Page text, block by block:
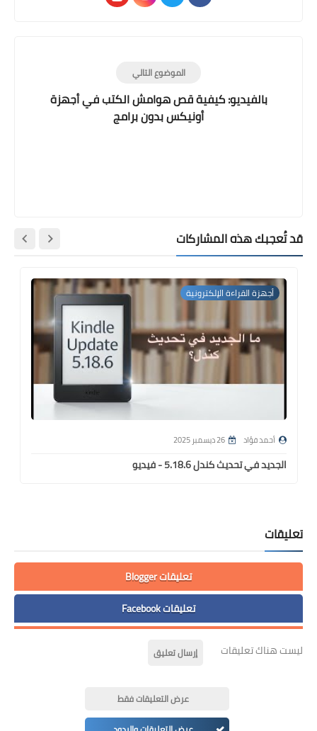
الموضوع التالي
بالفيديو: كيفية قص هوامش الكتب في أجهزة
أونيكس بدون برامج
قد تُعجبك هذه المشاركات
أجهزة القراءة الإلكترونية
أحمد فؤاد 26 ديسمبر 2025
الجديد في تحديث كندل 5.18.6 - فيديو
تعليقات
تعليقات Blogger
تعليقات Facebook
ليست هناك تعليقات إرسال تعليق
عرض التعليقات فقط